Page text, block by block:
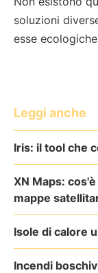
soluzioni
esse
Leggi anche
Iris: il tool che
XN Maps:
mappe
Isole di calore
Incendi